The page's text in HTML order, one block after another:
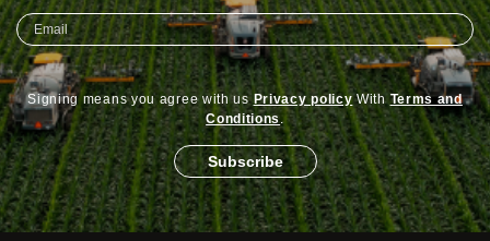
Signing means you agree with usPrivacy policyWithTerms and
Conditions
Subscribe